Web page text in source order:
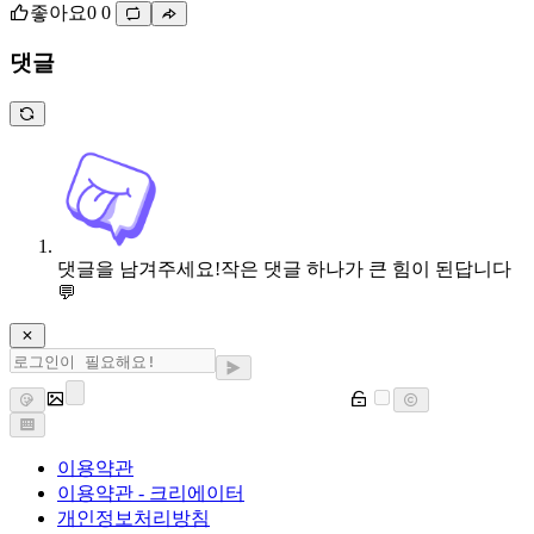
좋아요0 0
댓글
댓글을 남겨주세요!작은 댓글 하나가 큰 힘이 된답니다
💬
이용약관
이용약관 - 크리에이터
개인정보처리방침